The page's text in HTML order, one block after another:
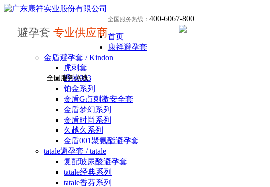
避孕套 专业供应商
全国服务热线： 400-6067-800
首页
康祥避孕套
金盾避孕套 / Kindon
虎刺套
透薄003
铂金系列
金盾G点刺激安全套
金盾梦幻系列
金盾时尚系列
久越久系列
金盾001聚氨酯避孕套
tatale避孕套 / tatale
复配玻尿酸避孕套
tatale经典系列
tatale香芬系列
全国服务热线